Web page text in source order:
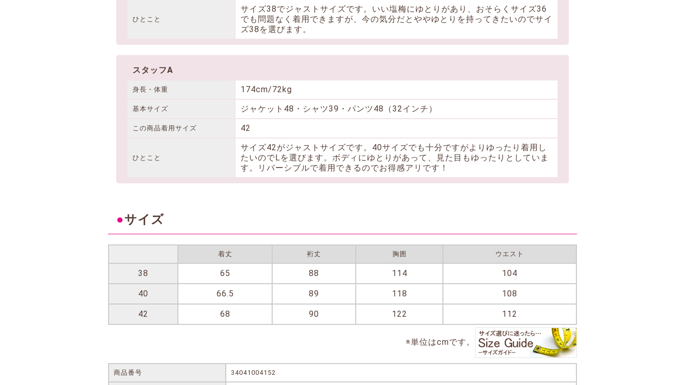
ひとこと
サイズ38でジャストサイズです。いい塩梅にゆとりがあり、おそらくサイズ36
でも問題なく着用できますが、今の気分だとややゆとりを持ってきたいのでサイ
ズ38を選びます。
スタッフA
身長・体重 174cm/72kg
基本サイズ ジャケット48・シャツ39・パンツ48（32インチ）
この商品着用サイズ 42
ひとこと
サイズ42がジャストサイズです。40サイズでも十分ですがよりゆったり着用し
たいのでLを選びます。ボディにゆとりがあって、見た目もゆったりとしていま
す。リバーシブルで着用できるのでお得感アリです！
●サイズ
着丈 裄丈 胸囲 ウエスト
38 65 88 114 104
40 66.5 89 118 108
42 68 90 122 112
※単位はcmです。
商品番号 34041004152